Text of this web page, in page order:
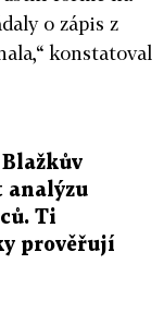
o zápis z
konstatoval
analýzu
Ti
prověřují